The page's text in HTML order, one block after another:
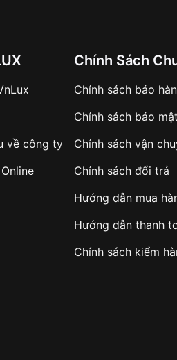
về công ty
Chính Sách
Chính sách bảo
Chính sách bảo mật
Chính sách vận
Chính sách đổi trả
Hướng dẫn mua
Hướng dẫn thanh
Chính sách kiểm